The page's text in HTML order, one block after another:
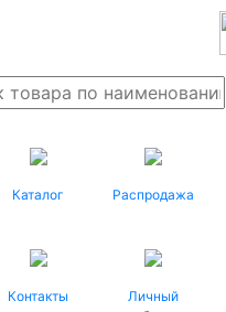
Каталог Распродажа
Контакты
Личный